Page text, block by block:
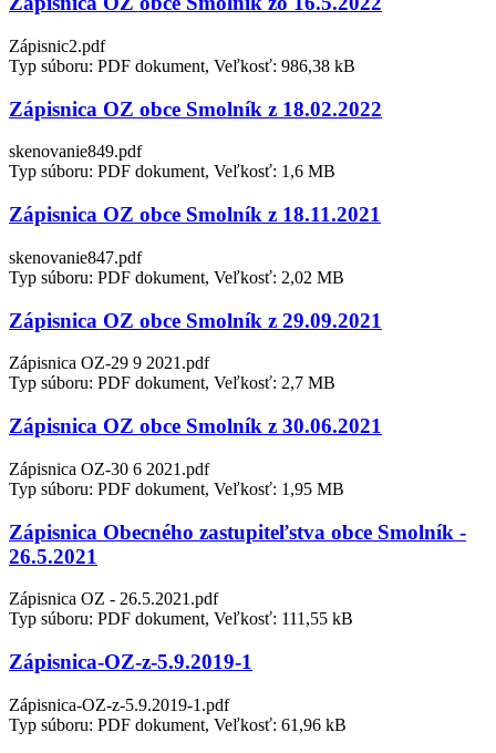
Zápisnic2.pdf
Typ súboru: PDF dokument, Veľkosť: 986,38 kB
Zápisnica OZ obce Smolník z 18.02.2022
skenovanie849.pdf
Typ súboru: PDF dokument, Veľkosť: 1,6 MB
Zápisnica OZ obce Smolník z 18.11.2021
skenovanie847.pdf
Typ súboru: PDF dokument, Veľkosť: 2,02 MB
Zápisnica OZ obce Smolník z 29.09.2021
Zápisnica OZ-29 9 2021.pdf
Typ súboru: PDF dokument, Veľkosť: 2,7 MB
Zápisnica OZ obce Smolník z 30.06.2021
Zápisnica OZ-30 6 2021.pdf
Typ súboru: PDF dokument, Veľkosť: 1,95 MB
Zápisnica Obecného zastupiteľstva obce Smolník -
26.5.2021
Zápisnica OZ - 26.5.2021.pdf
Typ súboru: PDF dokument, Veľkosť: 111,55 kB
Zápisnica-OZ-z-5.9.2019-1
Zápisnica-OZ-z-5.9.2019-1.pdf
Typ súboru: PDF dokument, Veľkosť: 61,96 kB